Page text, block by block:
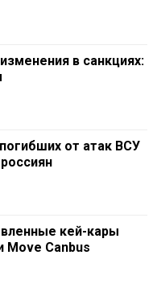
в санкциях:
от атак ВСУ
кей-кары
Move Canbus